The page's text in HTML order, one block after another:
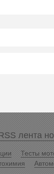
лента
Тесты